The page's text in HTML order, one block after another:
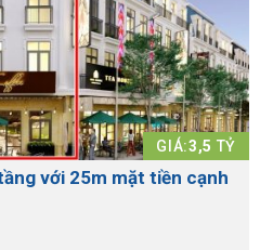
GIÁ:3,5 TỶ
với 25m mặt tiền cạnh